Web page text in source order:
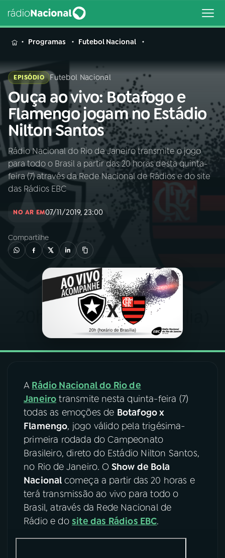
MENU
Buscar
na
Rádio
Nacional
Buscar
AO VIVO
01 INÍCIO
02A RÁDIO
03 PROGRAMAÇÃO
PROGRAMAS
06VIDEOCASTS
07ÚLTIMAS
08FESTIVAL DE MÚSICA
YouTube Facebook
Instagram X
TikTok
Programas Futebol Nacional
EPISÓDIO Futebol Nacional
Ouça ao vivo: Botafogo e
Flamengo jogam no Estádio
Nilton Santos
Rádio Nacional do Rio de Janeiro transmite o jogo
para todo o Brasil a partir das 20 horas desta quinta-
feira (7) através da Rede Nacional de Rádios e do site
das Rádios EBC
NO AR EM07/11/2019, 23:00
Compartilhe
A Rádio Nacional do Rio de
Janeiro transmite nesta quinta-feira (7)
todas as emoções de Botafogo x
Flamengo, jogo válido pela trigésima-
primeira rodada do Campeonato
Brasileiro, direto do Estádio Nilton Santos,
no Rio de Janeiro. O Show de Bola
Nacional começa a partir das 20 horas e
terá transmissão ao vivo para todo o
Brasil, através da Rede Nacional de
Rádio e do site das Rádios EBC.